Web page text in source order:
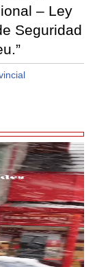
– Ley
Seguridad